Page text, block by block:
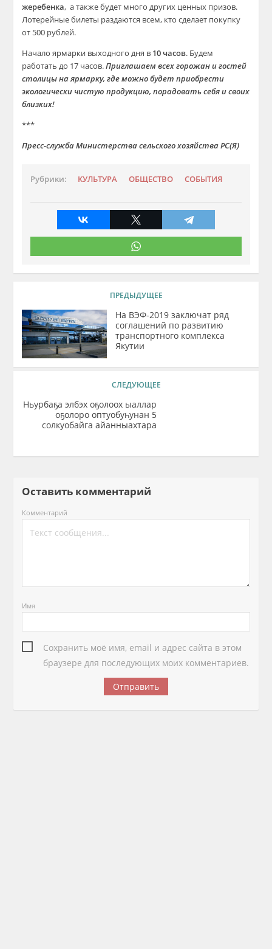
жеребенка, а также будет много других ценных призов.
Лотерейные билеты раздаются всем, кто сделает покупку
от 500 рублей.
Начало ярмарки выходного дня в 10 часов. Будем
работать до 17 часов.Приглашаем всех горожан и гостей
столицы на ярмарку, где можно будет приобрести
экологически чистую продукцию, порадовать себя и своих
близких!
***
Пресс-служба Министерства сельского хозяйства РС(Я)
Рубрики: КУЛЬТУРА ОБЩЕСТВО СОБЫТИЯ
ПРЕДЫДУЩЕЕ
На ВЭФ-2019 заключат ряд
соглашений по развитию
транспортного комплекса
Якутии
СЛЕДУЮЩЕЕ
Ньурбаҕа элбэх оҕолоох ыаллар
оҕолоро оптуобуһунан 5
солкуобайга айанныахтара
Оставить комментарий
Комментарий
Имя
Сохранить моё имя, email и адрес сайта в этом
браузере для последующих моих комментариев.